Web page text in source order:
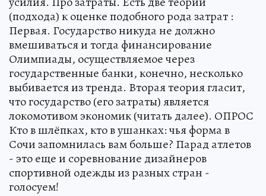
(подхода) к оценке подобного рода затрат :
Первая. Государство никуда не должно
вмешиваться и тогда финансирование
Олимпиады, осуществляемое через
государственные банки, конечно, несколько
выбивается из тренда. Вторая теория гласит,
что государство (его затраты) является
локомотивом экономик (читать далее). ОПРОС
Кто в шлёпках, кто в ушанках: чья форма в
Сочи запомнилась вам больше? Парад атлетов
- это еще и соревнование дизайнеров
спортивной одежды из разных стран -
голосуем!